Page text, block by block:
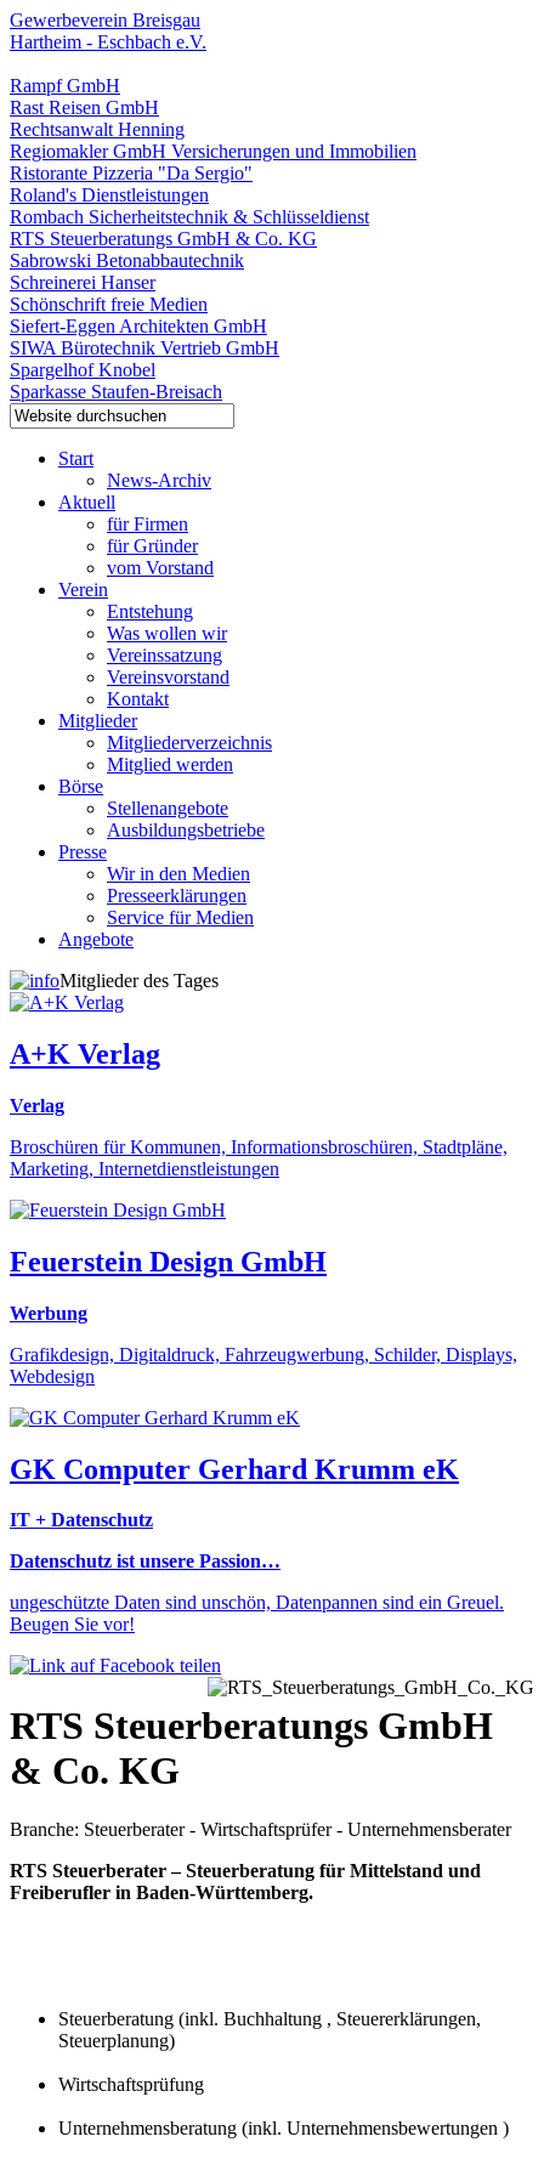
Gewerbeverein Breisgau
Hartheim - Eschbach e.V.
Rampf GmbH
Rast Reisen GmbH
Rechtsanwalt Henning
Regiomakler GmbH Versicherungen und Immobilien
Ristorante Pizzeria "Da Sergio"
Roland's Dienstleistungen
Rombach Sicherheitstechnik & Schlüsseldienst
RTS Steuerberatungs GmbH & Co. KG
Sabrowski Betonabbautechnik
Schreinerei Hanser
Schönschrift freie Medien
Siefert-Eggen Architekten GmbH
SIWA Bürotechnik Vertrieb GmbH
Spargelhof Knobel
Sparkasse Staufen-Breisach
Start
News-Archiv
Aktuell
für Firmen
für Gründer
vom Vorstand
Verein
Entstehung
Was wollen wir
Vereinssatzung
Vereinsvorstand
Kontakt
Mitglieder
Mitgliederverzeichnis
Mitglied werden
Börse
Stellenangebote
Ausbildungsbetriebe
Presse
Wir in den Medien
Presseerklärungen
Service für Medien
Angebote
Mitglieder des Tages
A+K Verlag
Verlag
Broschüren für Kommunen, Informationsbroschüren, Stadtpläne,
Marketing, Internetdienstleistungen
Feuerstein Design GmbH
Werbung
Grafikdesign, Digitaldruck, Fahrzeugwerbung, Schilder, Displays,
Webdesign
GK Computer Gerhard Krumm eK
IT + Datenschutz
Datenschutz ist unsere Passion…
ungeschützte Daten sind unschön, Datenpannen sind ein Greuel.
Beugen Sie vor!
RTS Steuerberatungs GmbH
& Co. KG
Branche: Steuerberater - Wirtschaftsprüfer - Unternehmensberater
RTS Steuerberater – Steuerberatung für Mittelstand und
Freiberufler in Baden-Württemberg.
Steuerberatung (inkl. Buchhaltung , Steuererklärungen,
Steuerplanung)
Wirtschaftsprüfung
Unternehmensberatung (inkl. Unternehmensbewertungen )